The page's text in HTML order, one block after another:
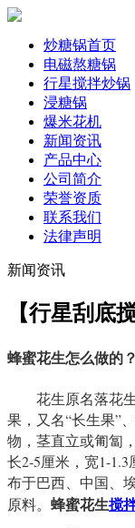
炒糖锅首页
电磁熬糖锅
行星搅拌炒锅
浸糖锅
爆米花机
新闻资讯
产品中心
公司简介
荣誉资质
联系我们
法律声明
新闻资讯
【行星刮底
蜂蜜花生怎么做的？
花生原名落花
果，又名“长生果”
物，茎直立或匍匐
长2-5厘米，宽1-
布于巴西、中国、
原料。 蜂蜜花生搅